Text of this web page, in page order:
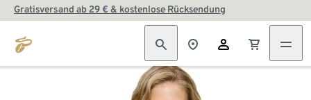
Gratisversand ab 29 € & kostenlose Rücksendung